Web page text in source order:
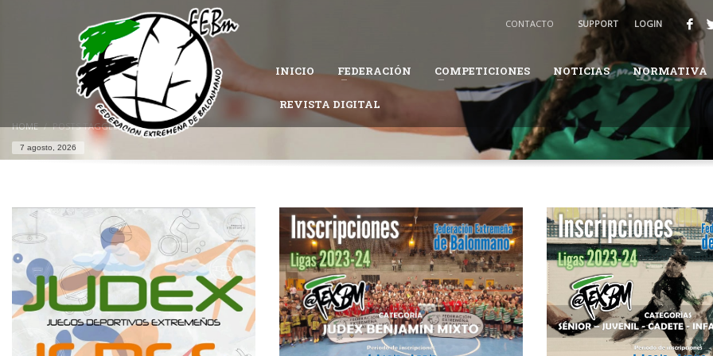
CÓMO AFILIARSE A LA FEDERACIÓN EXTREMEÑA DE BALONMANO
Completa el formulario de afiliación Recibirás un email para confirmar tu solicitud.
Permanece atento al estado de tu solicitud, es posible que la Federación te pueda solicitar información adicional para completar tus datos.
Si tienes problemas con tu afiliación,contacta con nosotrosy te ayudaremos en el proceso.
CONTACTO SUPPORT LOGIN
INICIO FEDERACIÓN COMPETICIONES NOTICIAS NORMATIVA
REVISTA DIGITAL
HOME POSTS TAGGED "JUDEX"
7 agosto, 2026